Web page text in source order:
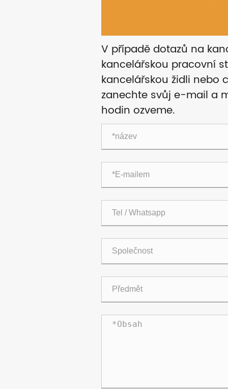
V případě dotazů na
kancelářskou pracovní
kancelářskou židli nebo
zanechte svůj e-mail a
hodin ozveme.